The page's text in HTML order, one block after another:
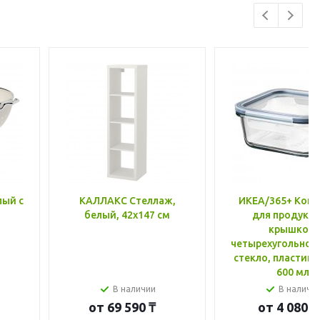
с
КАЛЛАКС Стеллаж,
белый, 42x147 см
В наличии
от 69 590 ₸
ИКЕА/365+
для
крышкой,
стекло, пластик
600 мл
В
от 4 080 ₸